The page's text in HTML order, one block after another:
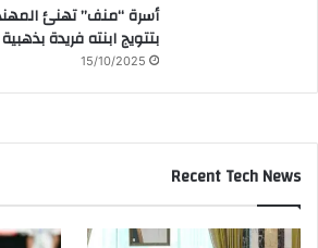
أسرة “منف” تهنئ
بتتويج ابنته فريدة
15/10/2025
Recent Tech News